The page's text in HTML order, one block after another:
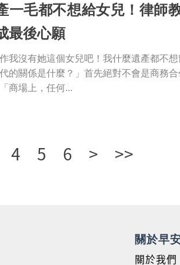
一毛都不想給女兒！律師
最後心願
我沒有她這個女兒吧！我什麼遺產都不
的關係是什麼？」首先絕對不會是商務
商場上，任何...
4 5 6 > >>
關於早
關於我們